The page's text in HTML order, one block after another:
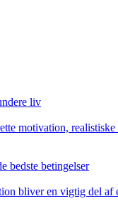
liv
motivation,
bedste betingelser
bliver en vigtig del